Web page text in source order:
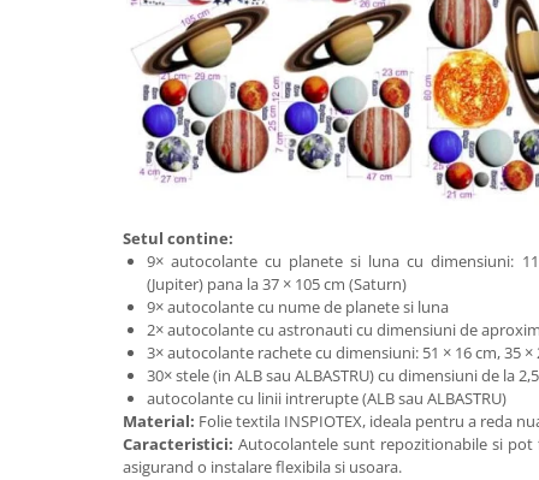
Setul contine:
9× autocolante cu planete si luna cu dimensiuni:
(Jupiter) pana la 37 × 105 cm (Saturn)
9× autocolante cu nume de planete si luna
2× autocolante cu astronauti cu dimensiuni de
3× autocolante rachete cu dimensiuni: 51 × 16 cm, 35 ×
30× stele (in ALB sau ALBASTRU) cu dimensiuni de la
autocolante cu linii intrerupte (ALB sau ALBASTRU)
Material: Folie textila INSPIOTEX, ideala pentru a reda
Caracteristici: Autocolantele sunt repozitionabile si
asigurand o instalare flexibila si usoara.